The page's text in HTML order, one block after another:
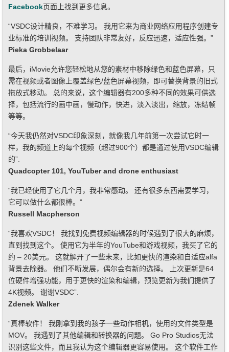
Facebook页面上找到更多信息。
“VSDC设计精良，不难学习。 我用它来为商业网络应用程序创建专
业标准的培训视频。 支持团队非常友好，反应迅速，适应性强。”
Pieka Grobbelaar
最后，iMovie允许您轻松地从您的素材中移除绿色和蓝色屏幕，只
需在视频或者图像上覆盖绿色/蓝色屏幕视频，即可替换背景的旧式
拖放式移动。 总的来说，这个编辑器有200多种不同的效果可供选
择，包括流行的画中画，慢动作，快进，淡入淡出，缩放，冻结帧
等等。
“今天我仍然对VSDC印象深刻，就像我几年前第一次尝试它时一
样，我的频道上的每个视频（超过900个）都是通过使用VSDC编辑
的”.
Quadcopter 101, YouTuber and drone enthusiast
“我已经使用了它几个月，我非常感动。 还有很多东西需要学习，
它可以做什么都很棒。”
Russell Macpherson
“我喜欢VSDC！ 我找到免费视频编辑器的时候遇到了很大的麻烦，
直到找到这个。 使用它为半年的YouTube和游戏视频，我买了它的
约 – 20美元。 这就解开了一些未来，比如更快的渲染和自适应alfa
背景去除器。 他们不断发展，偶尔会有新的选择。 上次更新是64
位硬件增强功能，用于更快的渲染和编辑，预览更新为我们提供了
4K视频。 谢谢VSDC”.
Zdenek Walker
“真棒软件！ 我刚拿到我的孩子一些动作相机，使用的文件类型是
MOV。 我遇到了其他编辑和转换器的问题。 Go Pro Studios无法
识别这些文件，而且我认为这个编辑器更容易使用。 这个软件工作